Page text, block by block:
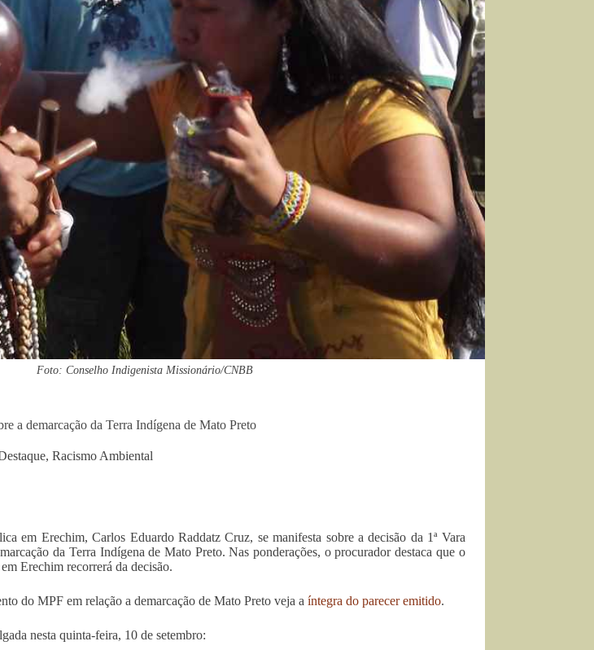
Foto: Conselho Indigenista Missionário/CNBB
a demarcação da Terra Indígena de Mato Preto
, Racismo Ambiental
em Erechim, Carlos Eduardo Raddatz Cruz, se manifesta sobre a decisão da 1ª Vara
da Terra Indígena de Mato Preto. Nas ponderações, o procurador destaca que o
Erechim recorrerá da decisão.
do MPF em relação a demarcação de Mato Preto veja a íntegra do parecer emitido.
nesta quinta-feira, 10 de setembro: